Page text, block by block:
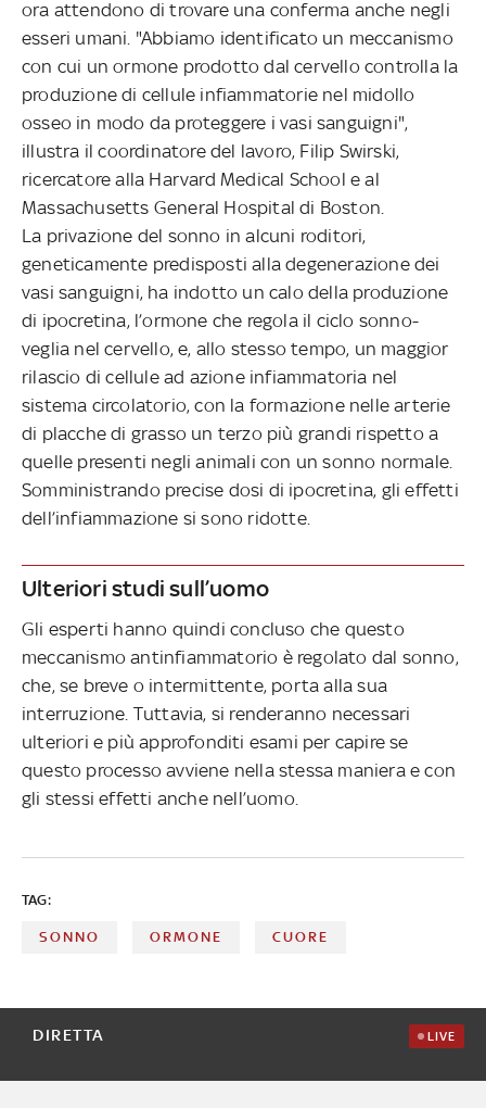
ora attendono di trovare una conferma anche negli
esseri umani. "Abbiamo identificato un meccanismo
con cui un ormone prodotto dal cervello controlla la
produzione di cellule infiammatorie nel midollo
osseo in modo da proteggere i vasi sanguigni",
illustra il coordinatore del lavoro, Filip Swirski,
ricercatore alla Harvard Medical School e al
Massachusetts General Hospital di Boston.
La privazione del sonno in alcuni roditori,
geneticamente predisposti alla degenerazione dei
vasi sanguigni, ha indotto un calo della produzione
di ipocretina, l’ormone che regola il ciclo sonno-
veglia nel cervello, e, allo stesso tempo, un maggior
rilascio di cellule ad azione infiammatoria nel
sistema circolatorio, con la formazione nelle arterie
di placche di grasso un terzo più grandi rispetto a
quelle presenti negli animali con un sonno normale.
Somministrando precise dosi di ipocretina, gli effetti
dell’infiammazione si sono ridotte.
Ulteriori studi sull’uomo
Gli esperti hanno quindi concluso che questo
meccanismo antinfiammatorio è regolato dal sonno,
che, se breve o intermittente, porta alla sua
interruzione. Tuttavia, si renderanno necessari
ulteriori e più approfonditi esami per capire se
questo processo avviene nella stessa maniera e con
gli stessi effetti anche nell’uomo.
TAG:
SONNO ORMONE CUORE
DIRETTA LIVE